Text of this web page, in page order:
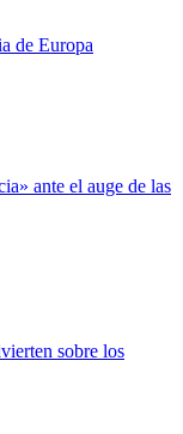
de Europa
ante el auge de las
sobre los